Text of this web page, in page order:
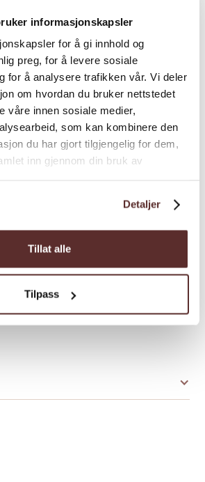
informasjonskapsler
for å gi innhold og
preg, for å levere sosiale
for å analysere trafikken vår. Vi deler
om hvordan du bruker nettstedet
våre innen sosiale medier,
som kan kombinere den
du har gjort tilgjengelig for dem,
inn gjennom din bruk av
Detaljer
Tillat alle
Tilpass
Dersom ein er av det
slaget kan ein også bli
Breføring på guida
sjølve Buarbreen.
lev både dyr og
og kyrne, av typen skotsk
attraksjon i seg sjølv. I
restauranten er det sauefjøs,
glasvindu frå restauranten
natur og unike